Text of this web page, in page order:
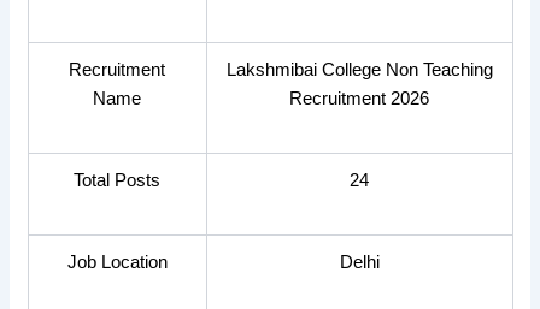
Recruitment
Name
Lakshmibai College Non Teaching
Recruitment 2026
Total Posts 24
Job Location Delhi